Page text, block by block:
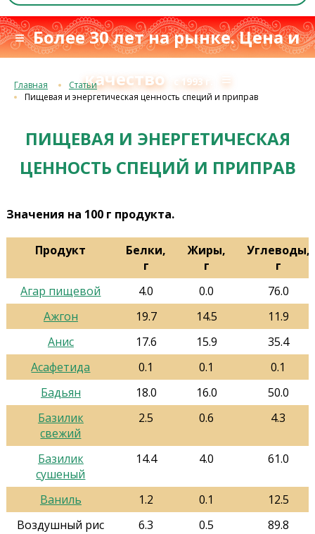
≡ Более 30 лет на рынке. Цена и
качество
с 1993 г. ≡
Главная
Статьи
Пищевая и энергетическая ценность специй и приправ
ПИЩЕВАЯ И ЭНЕРГЕТИЧЕСКАЯ
ЦЕННОСТЬ СПЕЦИЙ И ПРИПРАВ
Значения на 100 г продукта.
Продукт
Белки,
г
Жиры,
г
Углеводы,
г
Агар пищевой
4.0 0.0
76.0
Ажгон
19.7 14.5
11.9
Анис
17.6 15.9
35.4
Асафетида
0.1 0.1
0.1
Бадьян
18.0 16.0
50.0
Базилик
свежий
2.5 0.6 4.3
Базилик
сушеный
14.4 4.0 61.0
Ваниль 1.2 0.1
12.5
Воздушный рис
6.3 0.5
89.8